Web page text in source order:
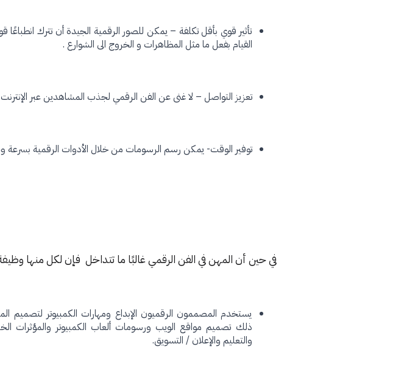
تأثير قوي بأقل تكلفة – يمكن للصور الرقمية الجيدة أن تترك
القيام بفعل ما مثل المظاهرات و الخروج الى الشوارع .
تعزيز التواصل – لا غنى عن الفن الرقمي لجذب المشاهدين عبر
توفير الوقت- يمكن رسم الرسومات من خلال الأدوات الرقمية بسرعة
في حين أن المهن في الفن الرقمي غالبًا ما تتداخل فإن لكل منها
يستخدم المصممون الرقميون الإبداع ومهارات الكمبيوتر لتصميم
ذلك تصميم مواقع الويب ورسومات ألعاب الكمبيوتر والمؤثرات
والتعليم والإعلان / التسويق.